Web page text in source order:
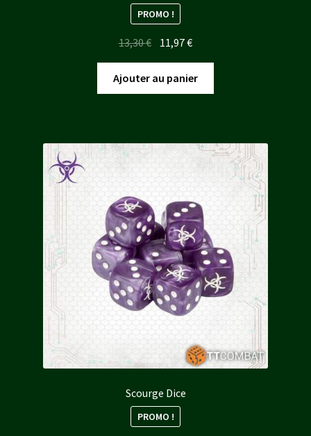
PROMO !
13,30€ Le
prix
initial
était :
11,97€Le
prix
actuel
est :
Ajouter au panier
Scourge Dice
PROMO !